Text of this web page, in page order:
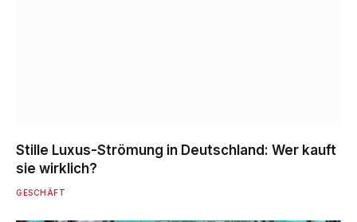
Stille Luxus-Strömung in Deutschland: Wer kauft
sie wirklich?
GESCHÄFT